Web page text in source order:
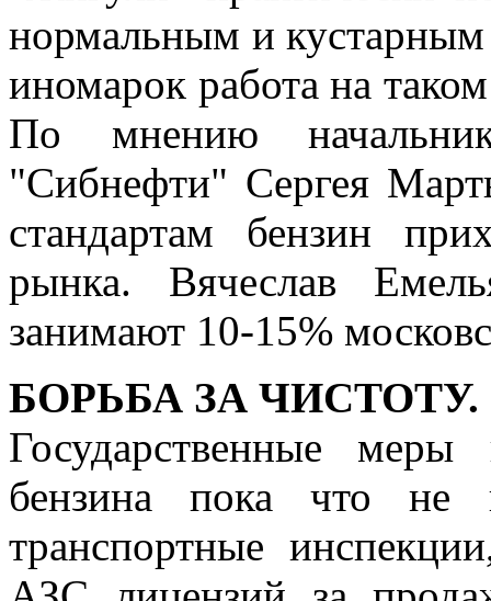
нормальным и
иномарок работа на
По мнению
"Сибнефти" Сергея
стандартам бензин
рынка. Вячеслав
занимают 10-15%
БОРЬБА ЗА ЧИСТОТУ.
Государственные
бензина пока что не
транспортные